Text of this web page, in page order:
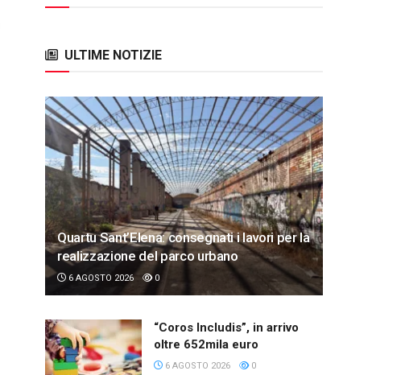
ULTIME NOTIZIE
Quartu Sant’Elena: consegnati i lavori per la
realizzazione del parco urbano
6 AGOSTO 2026 0
“Coros Includis”, in arrivo
oltre 652mila euro
6 AGOSTO 2026 0